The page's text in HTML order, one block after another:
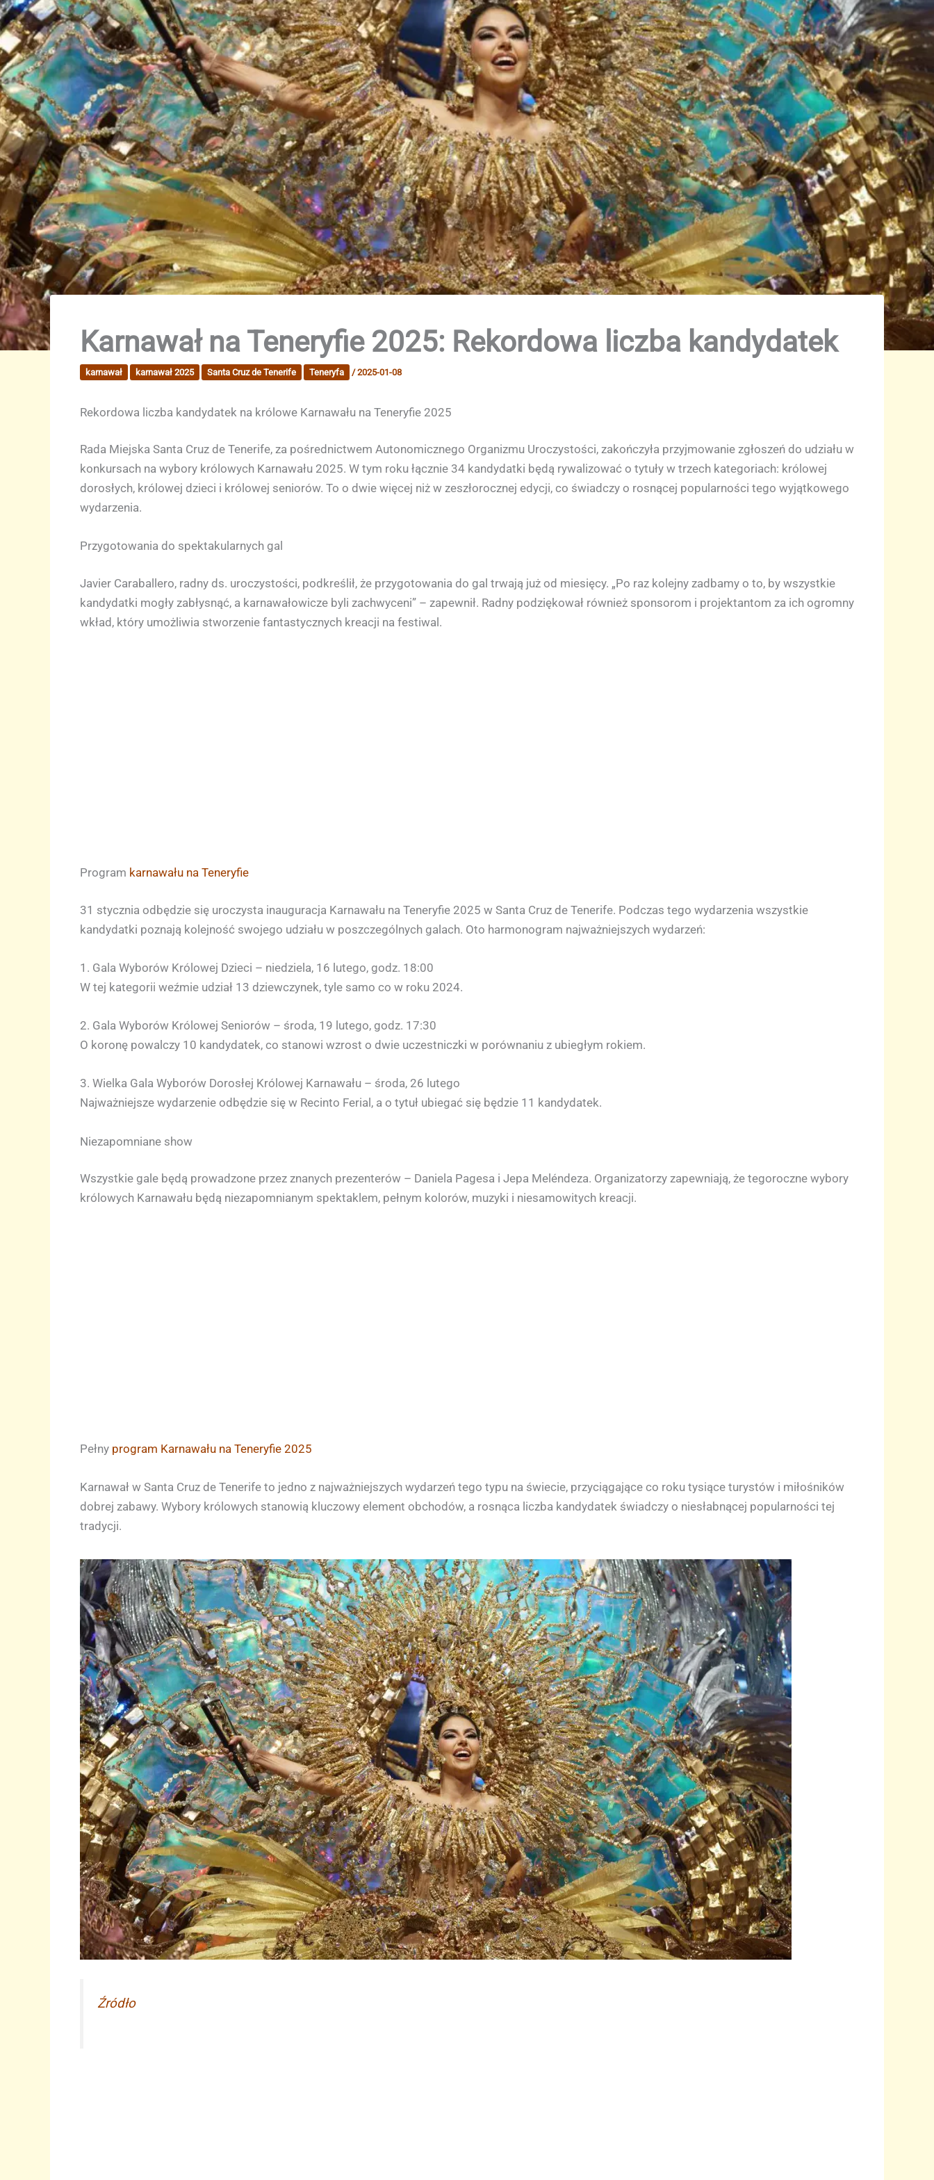
Karnawał na Teneryfie 2025: Rekordowa liczba kandydatek
karnawał karnawał 2025 Santa Cruz de Tenerife Teneryfa /2025-01-08
Rekordowa liczba kandydatek na królowe Karnawału na Teneryfie 2025
Rada Miejska Santa Cruz de Tenerife, za pośrednictwem Autonomicznego Organizmu Uroczystości, zakończyła przyjmowanie zgłoszeń do udziału w
konkursach na wybory królowych Karnawału 2025. W tym roku łącznie 34 kandydatki będą rywalizować o tytuły w trzech kategoriach: królowej
dorosłych, królowej dzieci i królowej seniorów. To o dwie więcej niż w zeszłorocznej edycji, co świadczy o rosnącej popularności tego wyjątkowego
wydarzenia.
Przygotowania do spektakularnych gal
Javier Caraballero, radny ds. uroczystości, podkreślił, że przygotowania do gal trwają już od miesięcy. „Po raz kolejny zadbamy o to, by wszystkie
kandydatki mogły zabłysnąć, a karnawałowicze byli zachwyceni” – zapewnił. Radny podziękował również sponsorom i projektantom za ich ogromny
wkład, który umożliwia stworzenie fantastycznych kreacji na festiwal.
Program karnawału na Teneryfie
31 stycznia odbędzie się uroczysta inauguracja Karnawału na Teneryfie 2025 w Santa Cruz de Tenerife. Podczas tego wydarzenia wszystkie
kandydatki poznają kolejność swojego udziału w poszczególnych galach. Oto harmonogram najważniejszych wydarzeń:
1. Gala Wyborów Królowej Dzieci – niedziela, 16 lutego, godz. 18:00
W tej kategorii weźmie udział 13 dziewczynek, tyle samo co w roku 2024.
2. Gala Wyborów Królowej Seniorów – środa, 19 lutego, godz. 17:30
O koronę powalczy 10 kandydatek, co stanowi wzrost o dwie uczestniczki w porównaniu z ubiegłym rokiem.
3. Wielka Gala Wyborów Dorosłej Królowej Karnawału – środa, 26 lutego
Najważniejsze wydarzenie odbędzie się w Recinto Ferial, a o tytuł ubiegać się będzie 11 kandydatek.
Niezapomniane show
Wszystkie gale będą prowadzone przez znanych prezenterów – Daniela Pagesa i Jepa Meléndeza. Organizatorzy zapewniają, że tegoroczne wybory
królowych Karnawału będą niezapomnianym spektaklem, pełnym kolorów, muzyki i niesamowitych kreacji.
Pełny program Karnawału na Teneryfie 2025
Karnawał w Santa Cruz de Tenerife to jedno z najważniejszych wydarzeń tego typu na świecie, przyciągające co roku tysiące turystów i miłośników
dobrej zabawy. Wybory królowych stanowią kluczowy element obchodów, a rosnąca liczba kandydatek świadczy o niesłabnącej popularności tej
tradycji.
Źródło